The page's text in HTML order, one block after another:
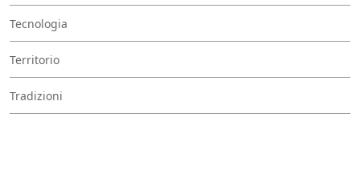
Tecnologia
Territorio
Tradizioni